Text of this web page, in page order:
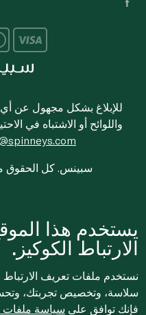
للإبلاغ بشكل مجهول عن أي
واللوائح أو الاشتباه في
© 2020-2026 سبينس. كل
يستخدم هذا
الارتباط الكوكيز.
نستخدم ملفات تعريف الارتباط
سلاسة، وتخصيص تجربتك،
فإنك توافق على سياسة ملفات